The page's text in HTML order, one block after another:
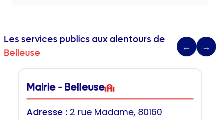
Les services publics aux alentours de
Belleuse
← →
Mairie - Belleuse
Adresse : 2 rue Madame, 80160